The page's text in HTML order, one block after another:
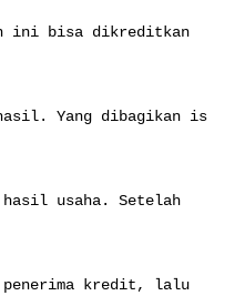
ini bisa dikreditkan
Yang dibagikan is
hasil usaha. Setelah
penerima kredit, lalu